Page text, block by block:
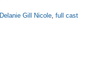
Delanie Gill Nicole, full cast